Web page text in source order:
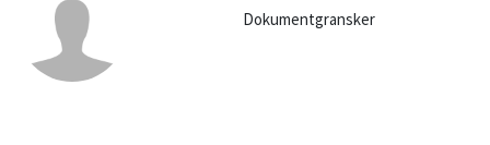
Dokumentgransker